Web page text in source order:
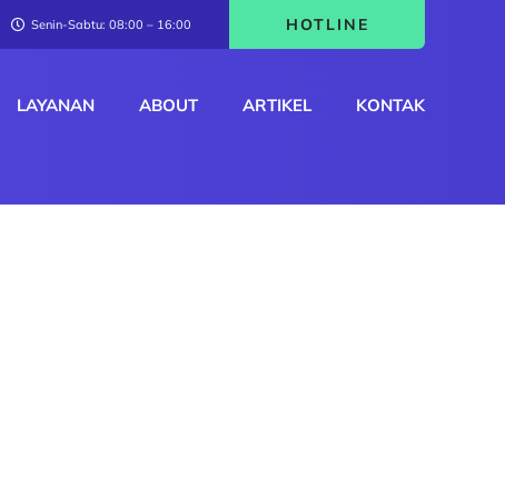
Senin-Sabtu: 08:00 – 16:00 HOTLINE
LAYANAN ABOUT ARTIKEL KONTAK